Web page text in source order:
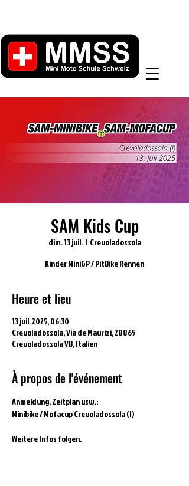
SAM Kids Cup
dim. 13 juil.
  |
Crevoladossola
Kinder MiniGP / PitBike Rennen
Heure et lieu
13 juil. 2025, 06:30
Crevoladossola, Via de Maurizi, 28865
Crevoladossola VB, Italien
À propos de l'événement
Anmeldung, Zeitplan usw.:
Minibike / Mofacup Crevoladossola (I)
Weitere Infos folgen.